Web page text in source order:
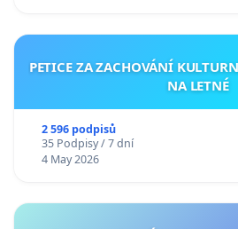
PETICE ZA ZACHOVÁNÍ
NA LETNÉ
2 596 podpisů
35 Podpisy / 7 dní
4 May 2026